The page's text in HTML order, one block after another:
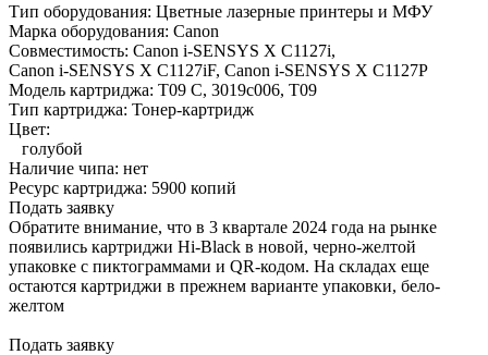
Тип оборудования: Цветные лазерные принтеры и МФУ
Марка оборудования: Canon
Совместимость: Canon i-SENSYS X C1127i,
Canon i-SENSYS X C1127iF, Canon i-SENSYS X C1127P
Модель картриджа: T09 C, 3019c006, T09
Тип картриджа: Тонер-картридж
Цвет:
голубой
Наличие чипа: нет
Ресурс картриджа: 5900 копий
Подать заявку
Обратите внимание, что в 3 квартале 2024 года на рынке
появились картриджи Hi-Black в новой, черно-желтой
упаковке с пиктограммами и QR-кодом. На складах еще
остаются картриджи в прежнем варианте упаковки, бело-
желтом
Подать заявку